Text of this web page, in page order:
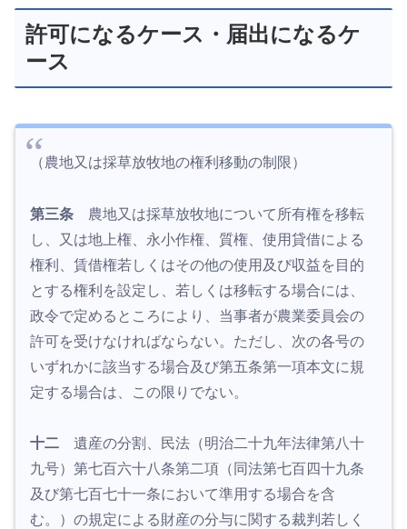
許可になるケース・届出になるケ
ース
（農地又は採草放牧地の権利移動の制限）
第三条 農地又は採草放牧地について所有権を移転
し、又は地上権、永小作権、質権、使用貸借による
権利、賃借権若しくはその他の使用及び収益を目的
とする権利を設定し、若しくは移転する場合には、
政令で定めるところにより、当事者が農業委員会の
許可を受けなければならない。ただし、次の各号の
いずれかに該当する場合及び第五条第一項本文に規
定する場合は、この限りでない。
十二 遺産の分割、民法（明治二十九年法律第八十
九号）第七百六十八条第二項（同法第七百四十九条
及び第七百七十一条において準用する場合を含
む。）の規定による財産の分与に関する裁判若しく